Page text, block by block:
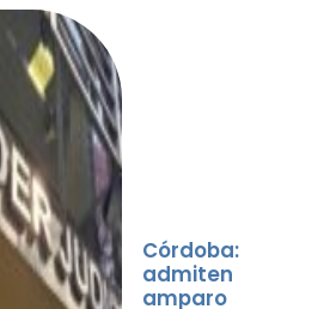
Córdoba:
admiten
amparo